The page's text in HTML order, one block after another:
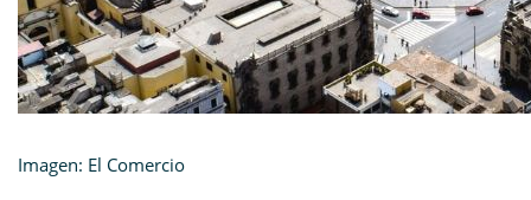
Imagen: El Comercio